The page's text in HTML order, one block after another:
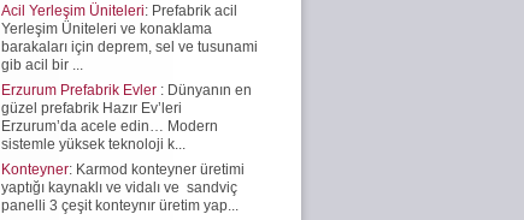
Acil Yerleşim Üniteleri: Prefabrik acil
Yerleşim Üniteleri ve konaklama
barakaları için deprem, sel ve tusunami
gib acil bir ...
Erzurum Prefabrik Evler : Dünyanın en
güzel prefabrik Hazır Ev’leri
Erzurum’da acele edin… Modern
sistemle yüksek teknoloji k...
Konteyner: Karmod konteyner üretimi
yaptığı kaynaklı ve vidalı ve sandviç
panelli 3 çeşit konteynır üretim yap...